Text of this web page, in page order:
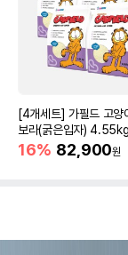
[4개세트] 가필드 고양
보라(굵은입자)
바모래
16% 82,900원